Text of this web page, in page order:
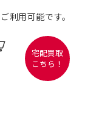
ご利用可能です。
宅配買取
こちら！